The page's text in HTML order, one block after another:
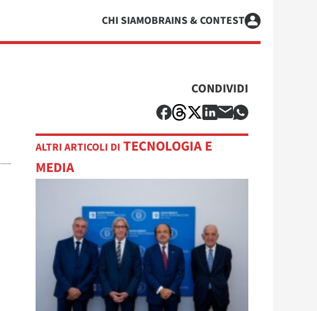
CHI SIAMOBRAINS & CONTEST
CONDIVIDI
ALTRI ARTICOLI DI TECNOLOGIA E
MEDIA